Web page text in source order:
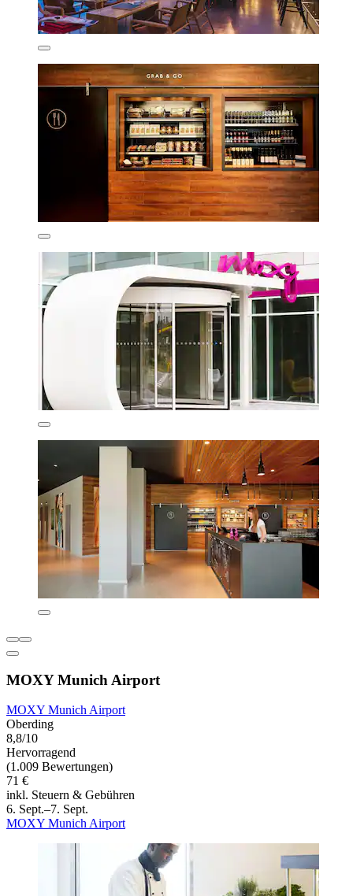
MOXY Munich Airport
MOXY Munich Airport
Oberding
8,8/10
Hervorragend
(1.009 Bewertungen)
71 €
inkl. Steuern & Gebühren
6. Sept.–7. Sept.
MOXY Munich Airport